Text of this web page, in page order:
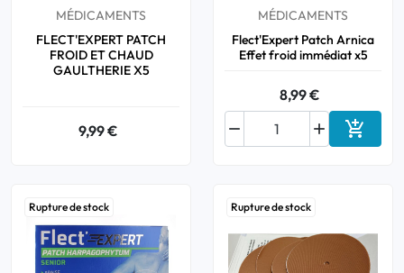
MÉDICAMENTS
FLECT'EXPERT PATCH
FROID ET CHAUD
GAULTHERIE X5
9,99 €
MÉDICAMENTS
Flect'Expert Patch Arnica
Effet froid immédiat x5
8,99 €

 
Rupture de stock Rupture de stock